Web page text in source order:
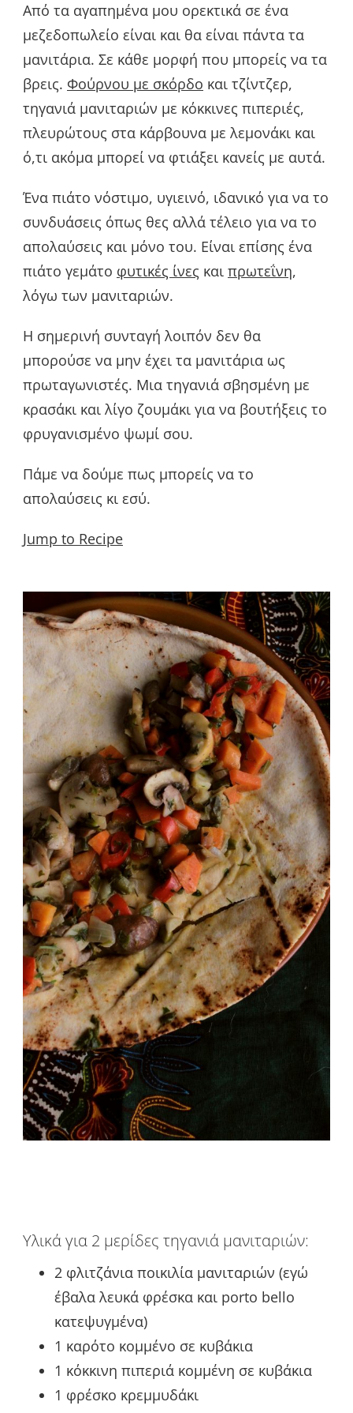
Από τα αγαπημένα μου ορεκτικά σε ένα
μεζεδοπωλείο είναι και θα είναι πάντα τα
μανιτάρια. Σε κάθε μορφή που μπορείς να τα
βρεις. Φούρνου με σκόρδο και τζίντζερ,
τηγανιά μανιταριών με κόκκινες πιπεριές,
πλευρώτους στα κάρβουνα με λεμονάκι και
ό,τι ακόμα μπορεί να φτιάξει κανείς με αυτά.
Ένα πιάτο νόστιμο, υγιεινό, ιδανικό για να το
συνδυάσεις όπως θες αλλά τέλειο για να το
απολαύσεις και μόνο του. Είναι επίσης ένα
πιάτο γεμάτο φυτικές ίνες και πρωτεΐνη,
λόγω των μανιταριών.
Η σημερινή συνταγή λοιπόν δεν θα
μπορούσε να μην έχει τα μανιτάρια ως
πρωταγωνιστές. Μια τηγανιά σβησμένη με
κρασάκι και λίγο ζουμάκι για να βουτήξεις το
φρυγανισμένο ψωμί σου.
Πάμε να δούμε πως μπορείς να το
απολαύσεις κι εσύ.
Jump to Recipe
Υλικά για 2 μερίδες τηγανιά μανιταριών:
2 φλιτζάνια ποικιλία μανιταριών (εγώ
έβαλα λευκά φρέσκα και porto bello
κατεψυγμένα)
1 καρότο κομμένο σε κυβάκια
1 κόκκινη πιπεριά κομμένη σε κυβάκια
1 φρέσκο κρεμμυδάκι